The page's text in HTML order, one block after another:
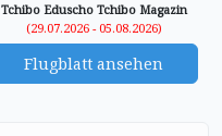
Tchibo Eduscho Tchibo Magazin
(29.07.2026 - 05.08.2026)
Flugblatt ansehen